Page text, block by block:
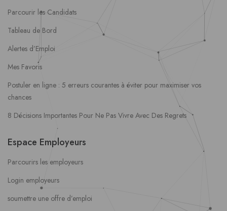
Parcourir les Candidats
Tableau de Bord
Alertes d’Emploi
Mes Favoris
Postuler en ligne : 5 erreurs courantes à éviter pour maximiser vos
chances
8 Décisions Importantes Pour Ne Pas Vivre Avec Des Regrets
Espace Employeurs
Parcourirs les employeurs
Login employeurs
soumettre une offre d’emploi